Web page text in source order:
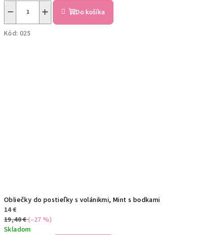
+
− Do košíka
Kód: 025
Obliečky do postieľky s volánikmi, Mint s bodkami
14 €
19,40 €(–27 %)
Skladom